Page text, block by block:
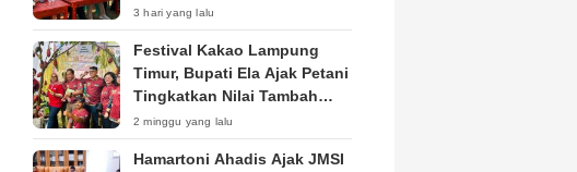
Siapkan Subsidi KWH untuk
Petani
3 hari yang lalu
‎Festival Kakao Lampung
Timur, Bupati Ela Ajak Petani
Tingkatkan Nilai Tambah
Produk
2 minggu yang lalu
Hamartoni Ahadis Ajak JMSI